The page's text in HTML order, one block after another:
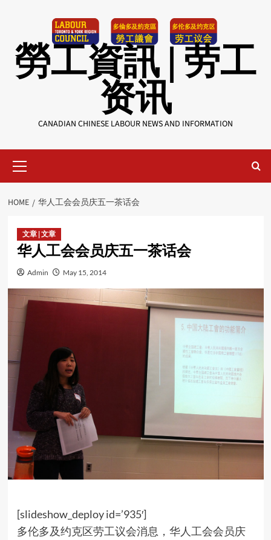
勞工資訊 | 劳工
资讯
CANADIAN CHINESE LABOUR NEWS AND INFORMATION
Menu
HOME 华人工会会员庆五一茶话会
文章 | 文章
华人工会会员庆五一茶话会
Admin May 15, 2014
[slideshow_deploy id=’935′]
多伦多及约克区劳工议会消息，华人工会会员庆